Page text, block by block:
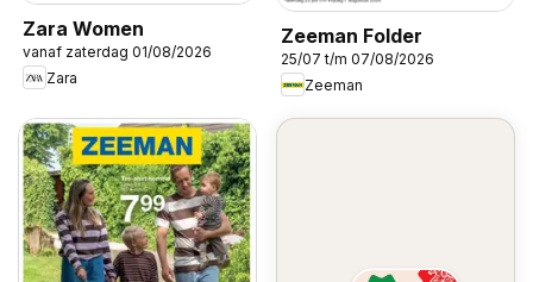
Zara Women
vanaf zaterdag 01/08/2026
Zara
Zeeman Folder
25/07 t/m 07/08/2026
Zeeman